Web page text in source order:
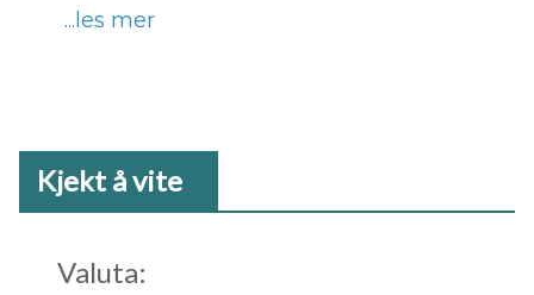
...les mer
Kjekt å vite
Valuta: